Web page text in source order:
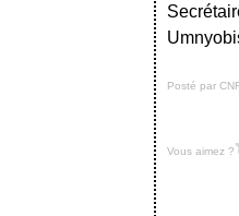
Posté par
Vous aimez ?